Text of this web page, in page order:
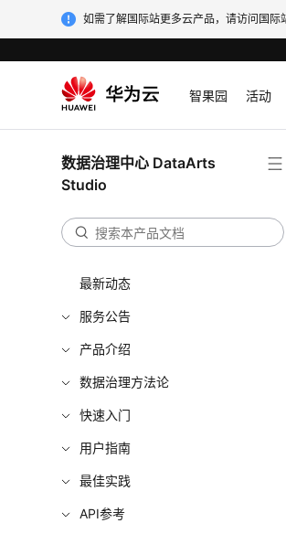
如需了解国际站更多云产品，请访问国际
智果园 活动
数据治理中心 DataArts
Studio
最新动态
服务公告
产品介绍
数据治理方法论
快速入门
用户指南
最佳实践
API参考